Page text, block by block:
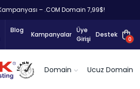
– .COM Domain 7,99$!
Blog
Kampanyalar
Üye
Girişi
Destek
0
Domain Ucuz Domain